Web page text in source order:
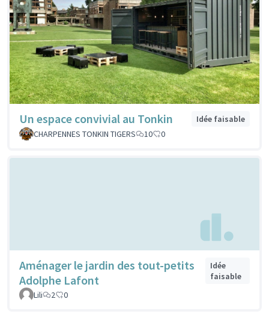
Un espace convivial au Tonkin
Idée faisable
CHARPENNES TONKIN TIGERS
10 0
Aménager le jardin des tout-petits
Adolphe Lafont
Idée
faisable
Lili
2 0